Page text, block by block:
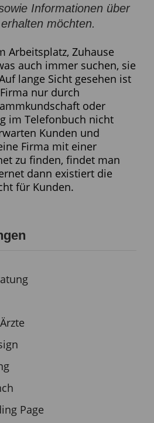
Informationen über
möchten.
Arbeitsplatz, Zuhause
auch immer suchen, sie
lange Sicht gesehen ist
nur durch
oder
im Telefonbuch nicht
Kunden und
Firma mit einer
zu finden, findet man
dann existiert die
für Kunden.
Page